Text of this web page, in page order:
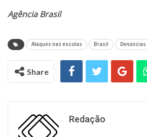
Agência Brasil
Ataques nas escolas Brasil Denúncias
Share
Redação